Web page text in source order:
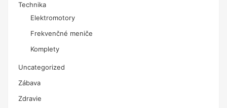
Technika
Elektromotory
Frekvenčné meniče
Komplety
Uncategorized
Zábava
Zdravie